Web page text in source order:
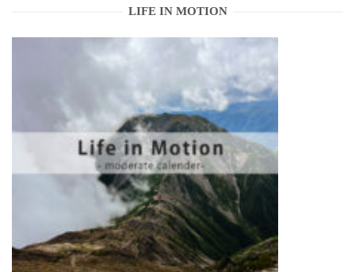
LIFE IN MOTION